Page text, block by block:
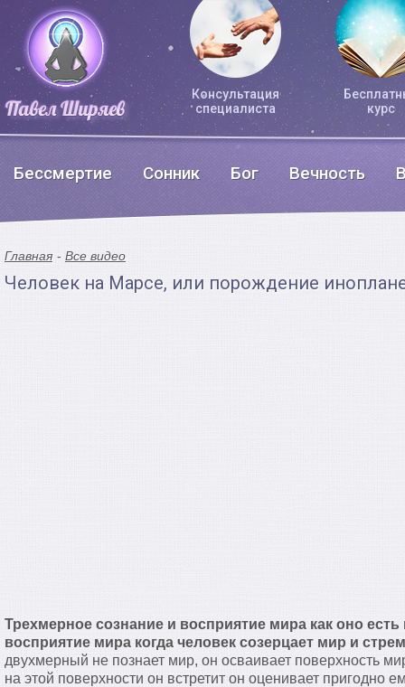
Консультация
специалиста
курс
Бессмертие Сонник Бог Вечность
Главная Все видео
Человек на Марсе, или порождение
Трехмерное сознание и восприятие мира как оно
восприятие мира когда человек созерцает мир и
двухмерный не познает мир, он осваивает поверхность
на этой поверхности он встретит он оценивает пригодно